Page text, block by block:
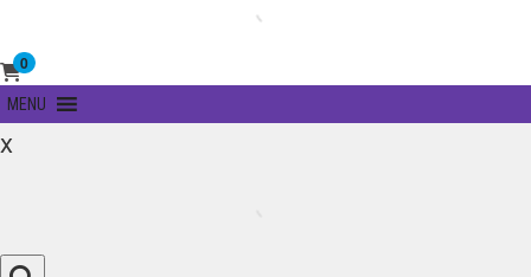
0
Primary
Menu
MENU
x